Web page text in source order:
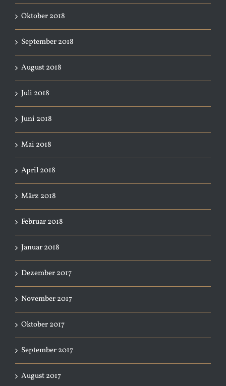
Oktober 2018
September 2018
August 2018
Juli 2018
Juni 2018
Mai 2018
April 2018
März 2018
Februar 2018
Januar 2018
Dezember 2017
November 2017
Oktober 2017
September 2017
August 2017